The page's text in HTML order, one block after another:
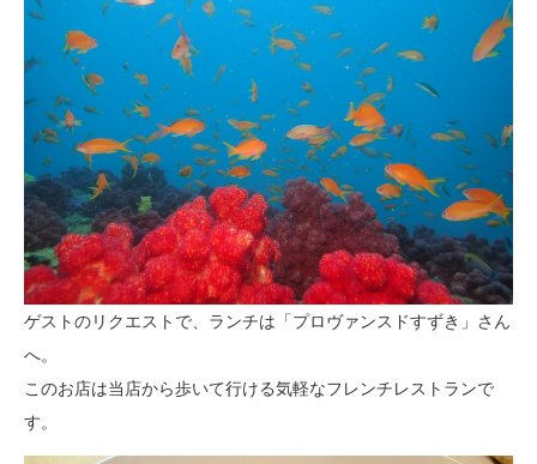
ゲストのリクエストで、ランチは「プロヴァンスドすずき」さん
へ。
このお店は当店から歩いて行ける気軽なフレンチレストランで
す。